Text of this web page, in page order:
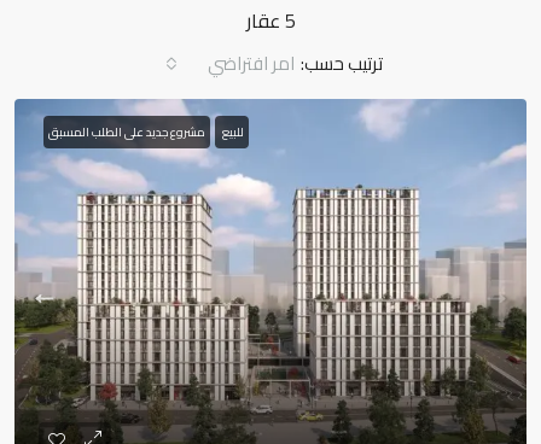
5 عقار
ترتيب حسب: امر افتراضي
للبيع مشروع جديد على الطلب المسبق